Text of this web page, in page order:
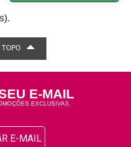
E-MAIL
EXCLUSIVAS.
E-MAIL